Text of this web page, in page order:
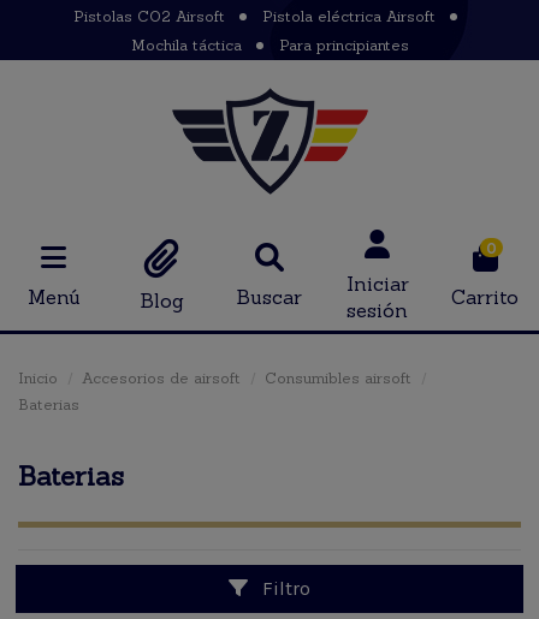
Pistolas CO2 Airsoft
Pistola eléctrica Airsoft
Mochila táctica
Para principiantes
Menú Blog Buscar
Iniciar
sesión
0
Carrito
Inicio Accesorios de airsoft
Consumibles airsoft
Baterias
Baterias
Filtro